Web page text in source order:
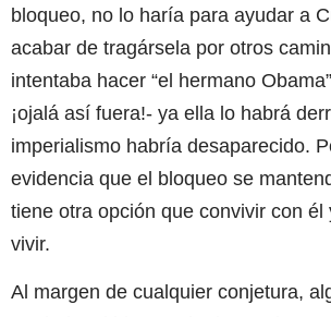
bloqueo, no lo haría para ayudar a
acabar de tragársela por otros
intentaba hacer “el hermano
¡ojalá así fuera!- ya ella lo habrá
imperialismo habría desaparecido.
evidencia que el bloqueo se
tiene otra opción que convivir con él
vivir.
Al margen de cualquier conjetura,